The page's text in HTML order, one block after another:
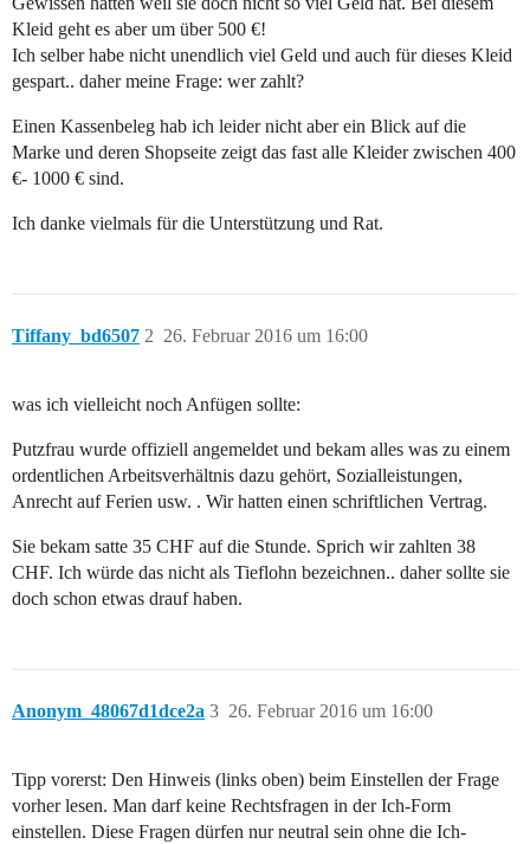
Kleid geht es aber um über 500 €!
Ich selber habe nicht unendlich viel Geld und auch für dieses Kleid
gespart.. daher meine Frage: wer zahlt?
Einen Kassenbeleg hab ich leider nicht aber ein Blick auf die
Marke und deren Shopseite zeigt das fast alle Kleider zwischen 400
€- 1000 € sind.
Ich danke vielmals für die Unterstützung und Rat.
Tiffany_bd6507 26. Februar 2016 um 16:00
2
was ich vielleicht noch Anfügen sollte:
Putzfrau wurde offiziell angemeldet und bekam alles was zu einem
ordentlichen Arbeitsverhältnis dazu gehört, Sozialleistungen,
Anrecht auf Ferien usw. . Wir hatten einen schriftlichen Vertrag.
Sie bekam satte 35 CHF auf die Stunde. Sprich wir zahlten 38
CHF. Ich würde das nicht als Tieflohn bezeichnen.. daher sollte sie
doch schon etwas drauf haben.
Anonym_48067d1dce2a 26. Februar 2016 um 16:00
3
Tipp vorerst: Den Hinweis (links oben) beim Einstellen der Frage
vorher lesen. Man darf keine Rechtsfragen in der Ich-Form
einstellen. Diese Fragen dürfen nur neutral sein ohne die Ich-